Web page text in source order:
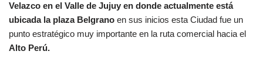
Velazco en el Valle de Jujuy en donde actualmente está
ubicada la plaza Belgrano en sus inicios esta Ciudad fue un
punto estratégico muy importante en la ruta comercial hacia el
Alto Perú.